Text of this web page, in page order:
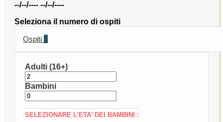
--/--/---- --/--/----
Seleziona il numero di ospiti
Ospiti 1
Adulti (16+)
Bambini
SELEZIONARE L'ETA' DEI BAMBINI :